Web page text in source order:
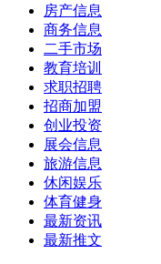
房产信息
商务信息
二手市场
教育培训
求职招聘
招商加盟
创业投资
展会信息
旅游信息
休闲娱乐
体育健身
最新资讯
最新推文